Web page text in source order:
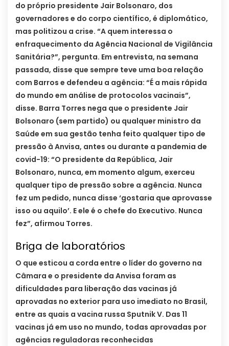
do próprio presidente Jair Bolsonaro, dos
governadores e do corpo científico, é diplomático,
mas politizou a crise. “A quem interessa o
enfraquecimento da Agência Nacional de Vigilância
Sanitária?”, pergunta. Em entrevista, na semana
passada, disse que sempre teve uma boa relação
com Barros e defendeu a agência: “É a mais rápida
do mundo em análise de protocolos vacinais”,
disse. Barra Torres nega que o presidente Jair
Bolsonaro (sem partido) ou qualquer ministro da
Saúde em sua gestão tenha feito qualquer tipo de
pressão à Anvisa, antes ou durante a pandemia de
covid-19: “O presidente da República, Jair
Bolsonaro, nunca, em momento algum, exerceu
qualquer tipo de pressão sobre a agência. Nunca
fez um pedido, nunca disse ‘gostaria que aprovasse
isso ou aquilo’. E ele é o chefe do Executivo. Nunca
fez”, afirmou Torres.
Briga de laboratórios
O que esticou a corda entre o líder do governo na
Câmara e o presidente da Anvisa foram as
dificuldades para liberação das vacinas já
aprovadas no exterior para uso imediato no Brasil,
entre as quais a vacina russa Sputnik V. Das 11
vacinas já em uso no mundo, todas aprovadas por
agências reguladoras reconhecidas